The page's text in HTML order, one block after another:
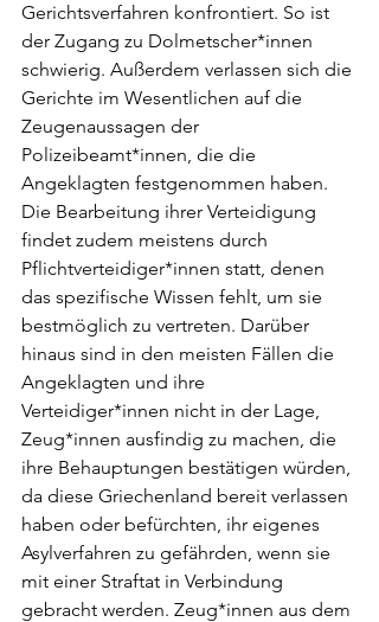
Gerichtsverfahren konfrontiert. So ist
der Zugang zu Dolmetscher*innen
schwierig. Außerdem verlassen sich die
Gerichte im Wesentlichen auf die
Zeugenaussagen der
Polizeibeamt*innen, die die
Angeklagten festgenommen haben.
Die Bearbeitung ihrer Verteidigung
findet zudem meistens durch
Pflichtverteidiger*innen statt, denen
das spezifische Wissen fehlt, um sie
bestmöglich zu vertreten. Darüber
hinaus sind in den meisten Fällen die
Angeklagten und ihre
Verteidiger*innen nicht in der Lage,
Zeug*innen ausfindig zu machen, die
ihre Behauptungen bestätigen würden,
da diese Griechenland bereit verlassen
haben oder befürchten, ihr eigenes
Asylverfahren zu gefährden, wenn sie
mit einer Straftat in Verbindung
gebracht werden. Zeug*innen aus dem